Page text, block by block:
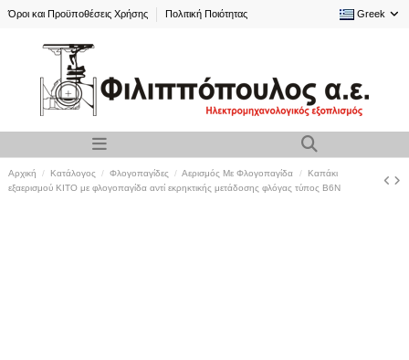
Όροι και Προϋποθέσεις Χρήσης Πολιτική Ποιότητας Greek
Αρχική Κατάλογος Φλογοπαγίδες Αερισμός Με Φλογοπαγίδα
Καπάκι
εξαερισμού KITO με φλογοπαγίδα αντί εκρηκτικής μετάδοσης φλόγας τύπος B6N